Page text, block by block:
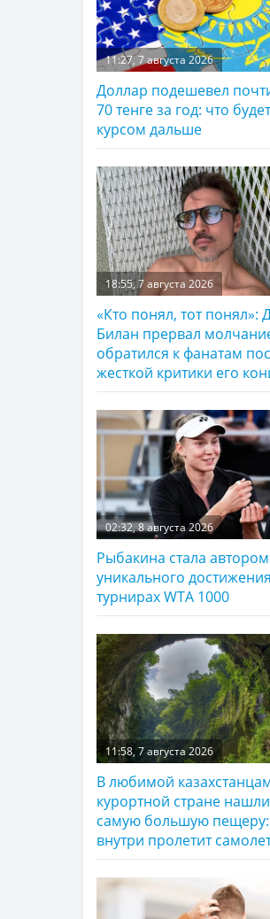
11:27, 7 августа 2026
Доллар подешевел
70 тенге за год: что
курсом дальше
18:55, 7 августа 2026
«Кто понял, тот понял»:
Билан прервал
обратился к фанатам
жесткой критики его
02:32, 8 августа 2026
Рыбакина стала автором
уникального
турнирах WTA 1000
11:58, 7 августа 2026
В любимой
курортной стране нашли
самую большую пещеру:
внутри пролетит